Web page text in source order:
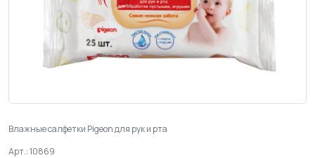
Влажные салфетки Pigeon для рук и рта
Арт.: 10869